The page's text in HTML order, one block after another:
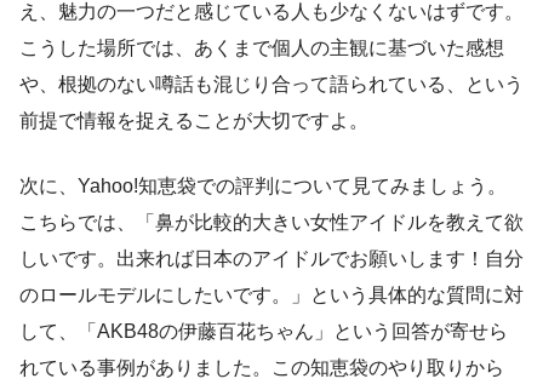
え、魅力の一つだと感じている人も少なくないはずです。
こうした場所では、あくまで個人の主観に基づいた感想
や、根拠のない噂話も混じり合って語られている、という
前提で情報を捉えることが大切ですよ。
次に、Yahoo!知恵袋での評判について見てみましょう。
こちらでは、「鼻が比較的大きい女性アイドルを教えて欲
しいです。出来れば日本のアイドルでお願いします！自分
のロールモデルにしたいです。」という具体的な質問に対
して、「AKB48の伊藤百花ちゃん」という回答が寄せら
れている事例がありました。この知恵袋のやり取りから